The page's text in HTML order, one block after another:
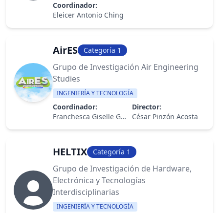
Coordinador:
Eleicer Antonio Ching
AirES Categoría 1
Grupo de Investigación Air Engineering
Studies
INGENIERÍA Y TECNOLOGÍA
Coordinador:
Franchesca Giselle Gonzalez Olivardia
Director:
César Pinzón Acosta
HELTIX Categoría 1
Grupo de Investigación de Hardware,
Electrónica y Tecnologías
Interdisciplinarias
INGENIERÍA Y TECNOLOGÍA